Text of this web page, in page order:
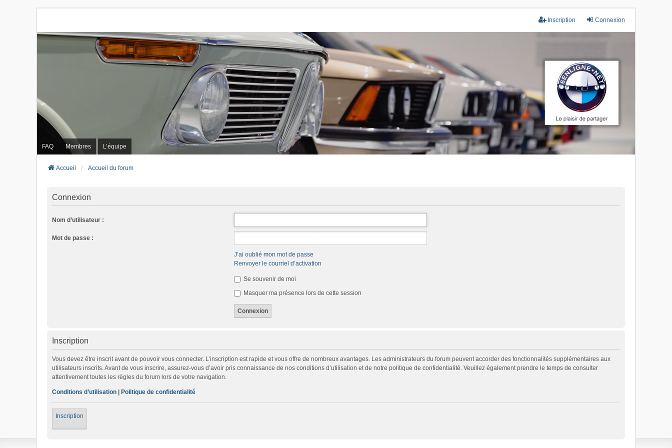
Connexion
Inscription
FAQ Membres L’équipe
Accueil Accueil du forum
Connexion
Nom d’utilisateur :
Mot de passe :
J’ai oublié mon mot de passe
Renvoyer le courriel d’activation
Se souvenir de moi
Masquer ma présence lors de cette session
Inscription
Vous devez être inscrit avant de pouvoir vous connecter. L’inscription est rapide et vous offre de nombreux avantages. Les administrateurs du forum peuvent accorder des fonctionnalités supplémentaires aux
utilisateurs inscrits. Avant de vous inscrire, assurez-vous d’avoir pris connaissance de nos conditions d’utilisation et de notre politique de confidentialité. Veuillez également prendre le temps de consulter
attentivement toutes les règles du forum lors de votre navigation.
Conditions d’utilisation Politique de confidentialité
Inscription